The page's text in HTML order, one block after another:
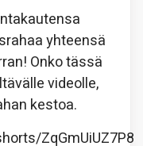
yhteensä
Onko tässä
videolle,
kestoa.
ZqGmUiUZ7P8